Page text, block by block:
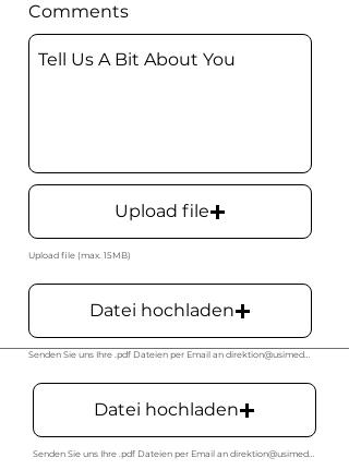
Comments
Upload file
Upload file (max. 15MB)
Datei hochladen
Senden Sie uns Ihre .pdf Dateien per Email an direktion@usimedur.ch
Datei hochladen
Senden Sie uns Ihre .pdf Dateien per Email an direktion@usimedur.ch